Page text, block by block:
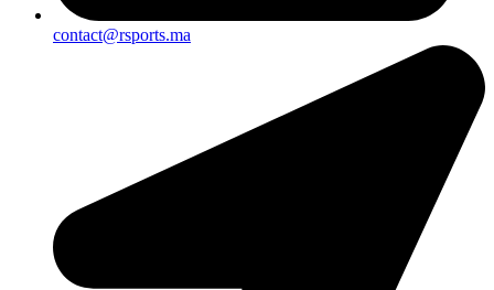
contact@rsports.ma